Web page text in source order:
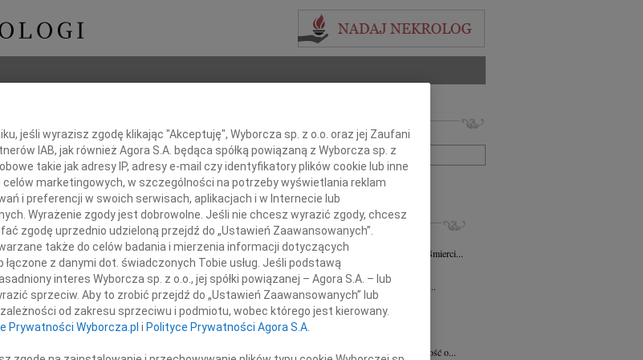
Mikosom
z powodu śmierci
Imię i nazwisko lub numer ogłoszenia:
+ szukanie zaawansowane
INNE NEKROLOGI
Zbigniew Święch 07.08.2026
Z dużym smutkiem przyjąłem wiadomość o śmierci...
24.07.2026Kraków
Panu Jackowi Gryzło Wiceprezesowi Areny...
Karolina Witek
20.07.2026
Z głębokim smutkiem i żalem przyjęliśmy...
Joanna Słowińska
Z olbrzymim smutkiem przyjęliśmy wiadomość o...
jeśli wyrazisz zgodę klikając "Akceptuję", Wyborcza sp. z o.o. oraz jej Zaufani
IAB, jak również Agora S.A. będąca spółką powiązaną z Wyborcza sp. z
takie jak adresy IP, adresy e-mail czy identyfikatory plików cookie lub inne
marketingowych, w szczególności na potrzeby wyświetlania reklam
i preferencji w swoich serwisach, aplikacjach i w Internecie lub
Wyrażenie zgody jest dobrowolne. Jeśli nie chcesz wyrazić zgody, chcesz
zgodę uprzednio udzieloną przejdź do „Ustawień Zaawansowanych”.
także do celów badania i mierzenia informacji dotyczących
z danymi dot. świadczonych Tobie usług. Jeśli podstawą
interes Wyborcza sp. z o.o., jej spółki powiązanej – Agora S.A. – lub
sprzeciw. Aby to zrobić przejdź do „Ustawień Zaawansowanych” lub
od zakresu sprzeciwu i podmiotu, wobec którego jest kierowany.
Prywatności Wyborcza.pl i Polityce Prywatności Agora S.A.